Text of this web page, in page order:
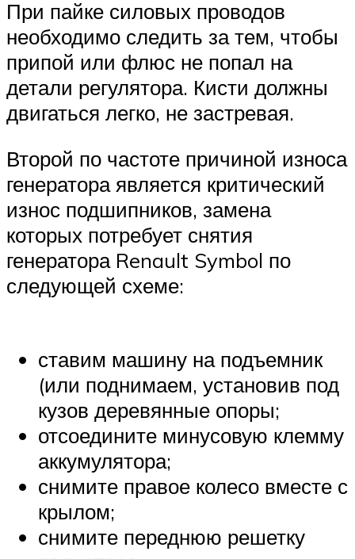
При пайке силовых проводов
необходимо следить за тем, чтобы
припой или флюс не попал на
детали регулятора. Кисти должны
двигаться легко, не застревая.
Второй по частоте причиной износа
генератора является критический
износ подшипников, замена
которых потребует снятия
генератора Renault Symbol по
следующей схеме:
ставим машину на подъемник
(или поднимаем, установив под
кузов деревянные опоры;
отсоедините минусовую клемму
аккумулятора;
снимите правое колесо вместе с
крылом;
снимите переднюю решетку